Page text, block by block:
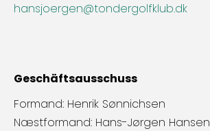
hansjoergen@tondergolfklub.dk
Geschäftsausschuss
Formand: Henrik Sønnichsen
Næstformand: Hans-Jørgen Hansen